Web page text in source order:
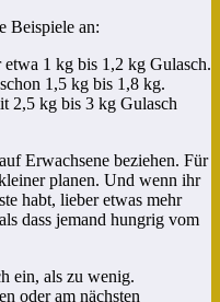
Beispiele an:
1 kg bis 1,2 kg Gulasch.
1,5 kg bis 1,8 kg.
2,5 kg bis 3 kg Gulasch
Erwachsene beziehen. Für
planen. Und wenn ihr
habt, lieber etwas mehr
dass jemand hungrig vom
ein, als zu wenig.
oder am nächsten